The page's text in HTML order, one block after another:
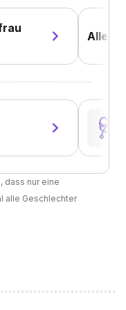
Alle
🩺
dass nur eine
alle Geschlechter